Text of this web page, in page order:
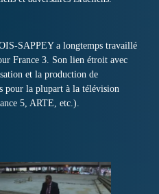
SAPPEY a longtemps travaillé
France 3. Son lien étroit avec
et la production de
pour la plupart à la télévision
5, ARTE, etc.).